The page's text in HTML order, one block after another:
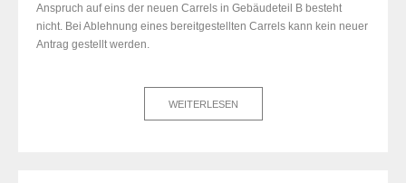
Anspruch auf eins der neuen Carrels in Gebäudeteil B besteht
nicht. Bei Ablehnung eines bereitgestellten Carrels kann kein neuer
Antrag gestellt werden.
WEITERLESEN